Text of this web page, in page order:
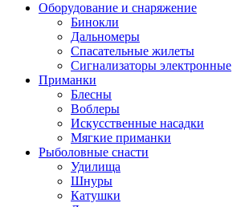
Оборудование и снаряжение
Бинокли
Дальномеры
Спасательные жилеты
Сигнализаторы электронные
Приманки
Блесны
Воблеры
Искусственные насадки
Мягкие приманки
Рыболовные снасти
Удилища
Шнуры
Катушки